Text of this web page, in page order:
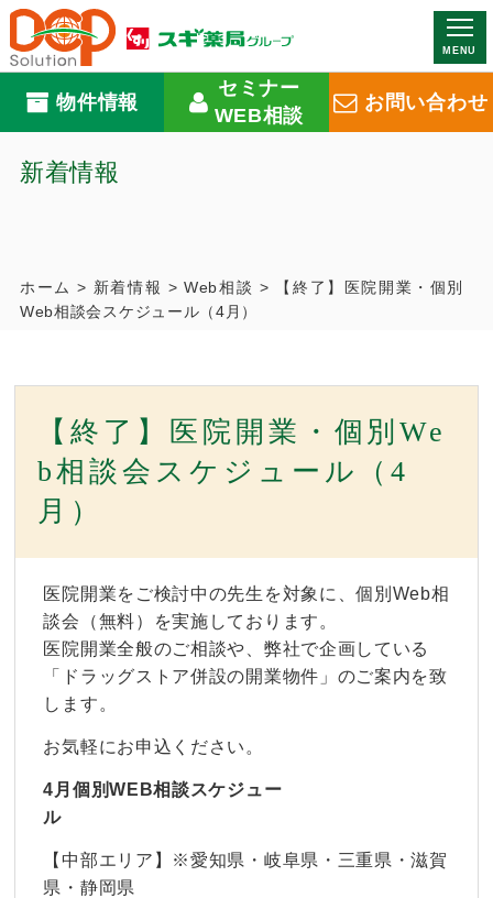
MENU
物件情報
セミナー
WEB相談
お問い合わせ
新着情報
ホーム > 新着情報 >Web相談 >
【終了】医院開業・個別
Web相談会スケジュール（4月）
【終了】医院開業・個別We
b相談会スケジュール（4
月）
医院開業をご検討中の先生を対象に、個別Web相
談会（無料）を実施しております。
医院開業全般のご相談や、弊社で企画している
「ドラッグストア併設の開業物件」のご案内を致
します。
お気軽にお申込ください。
4月個別WEB相談スケジュー
ル
【中部エリア】※愛知県・岐阜県・三重県・滋賀
県・静岡県